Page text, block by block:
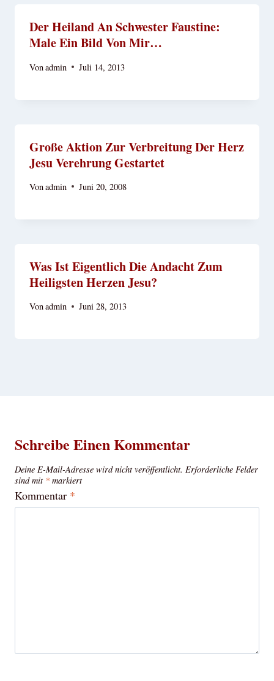
Der Heiland An Schwester Faustine:
Male Ein Bild Von Mir…
Vonadmin Juli 14, 2013
Große Aktion Zur Verbreitung Der Herz
Jesu Verehrung Gestartet
Vonadmin Juni 20, 2008
Was Ist Eigentlich Die Andacht Zum
Heiligsten Herzen Jesu?
Vonadmin Juni 28, 2013
Schreibe Einen Kommentar
Deine E-Mail-Adresse wird nicht veröffentlicht. Erforderliche Felder
sind mit * markiert
Kommentar *